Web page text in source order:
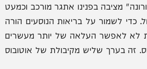
מציבה בפנינו אתגר מורכב וכמעט
כדי לשמור על בריאות הנוסעים הורה
לא לאפשר העלאה של יותר מעשרים
זה בערך שליש מקיבולת של אוטובוס